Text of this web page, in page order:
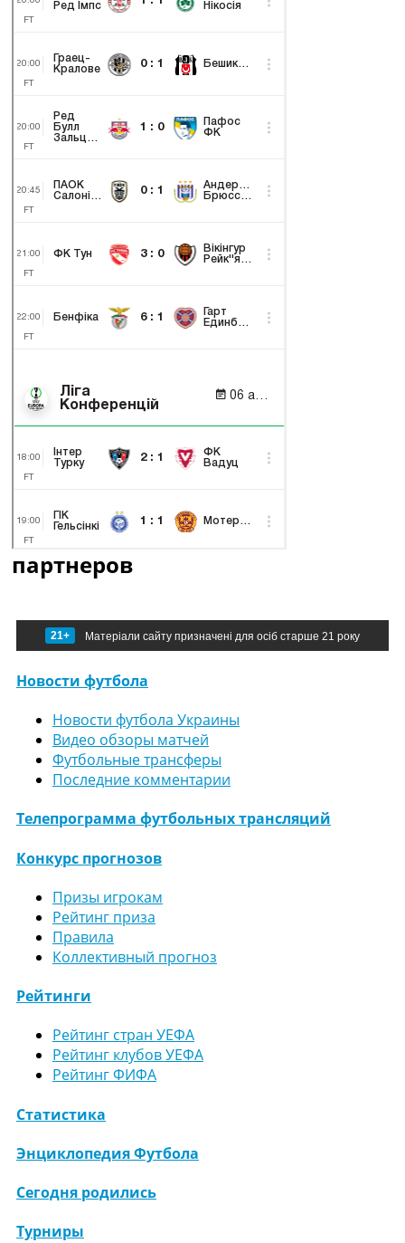
партнеров
21+ Матеріали сайту призначені для осіб старше 21 року
Новости футбола
Новости футбола Украины
Видео обзоры матчей
Футбольные трансферы
Последние комментарии
Телепрограмма футбольных трансляций
Конкурс прогнозов
Призы игрокам
Рейтинг приза
Правила
Коллективный прогноз
Рейтинги
Рейтинг стран УЕФА
Рейтинг клубов УЕФА
Рейтинг ФИФА
Статистика
Энциклопедия Футбола
Сегодня родились
Турниры